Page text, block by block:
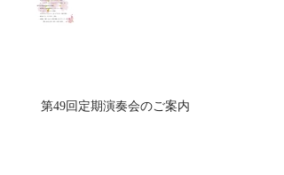
第49回定期演奏会のご案内